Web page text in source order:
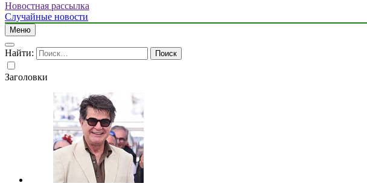
Новостная рассылка
Случайные новости
Меню
Найти:
Заголовки